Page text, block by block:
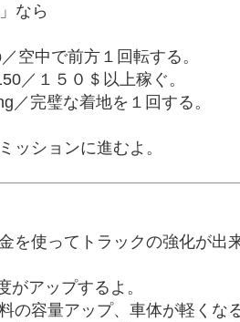
なら
空中で前方１回転する。
／１５０＄以上稼ぐ。
／完璧な着地を１回する。
ッションに進むよ。
を使ってトラックの強化が出
がアップするよ。
の容量アップ、車体が軽くな